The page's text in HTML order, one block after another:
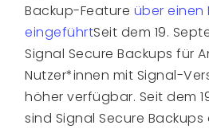
Backup-Feature über einen
eingeführtSeit dem 19.
Signal Secure Backups für
Nutzer*innen mit Signal-
höher verfügbar. Seit dem
sind Signal Secure